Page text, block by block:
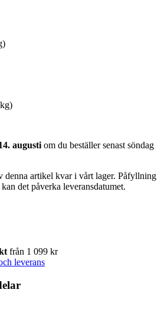
augusti om du beställer senast söndag
denna artikel kvar i vårt lager. Påfyllning
det påverka leveransdatumet.
från 1 099 kr
leverans